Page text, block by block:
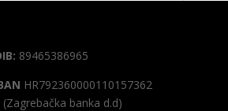
89465386965
HR792360000110157362
(Zagrebačka banka d.d)